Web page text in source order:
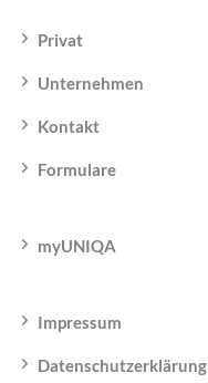
Privat
Unternehmen
Kontakt
Formulare
myUNIQA
Impressum
Datenschutzerklärung